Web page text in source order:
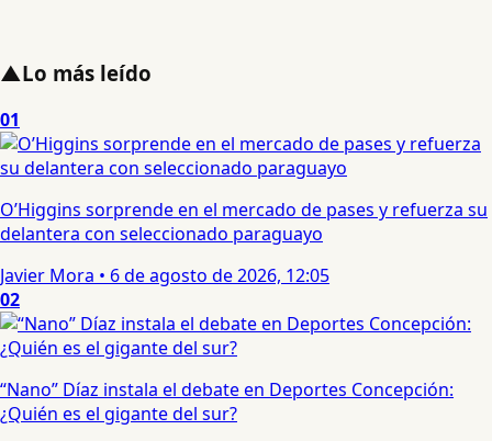
▲Lo más leído
01
O’Higgins sorprende en el mercado de pases y refuerza su
delantera con seleccionado paraguayo
Javier Mora • 6 de agosto de 2026, 12:05
02
“Nano” Díaz instala el debate en Deportes Concepción:
¿Quién es el gigante del sur?